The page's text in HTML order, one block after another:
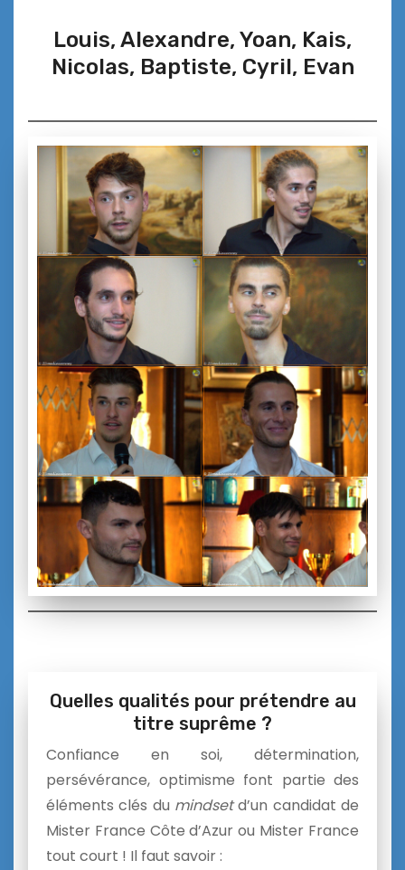
Louis, Alexandre, Yoan, Kais,
Nicolas, Baptiste, Cyril, Evan
Quelles qualités pour prétendre au
titre suprême ?
Confiance en soi, détermination,
persévérance, optimisme font partie des
éléments clés du mindsetd’un candidat de
Mister France Côte d’Azur ou Mister France
tout court ! Il faut savoir :